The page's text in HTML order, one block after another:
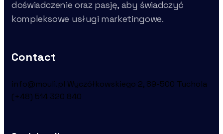
doświadczenie oraz pasję, aby świadczyć
kompleksowe usługi marketingowe.
Contact
info@mouli.pl Wyczółkowskiego 2, 89-500 Tuchola
(+48) 514 320 840